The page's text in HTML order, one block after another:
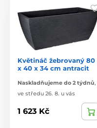
Květináč žebrovaný 80
x 40 x 34 cm antracit
Naskladňujeme do 2 týdnů,
ve středu 26. 8. u vás
1 623 Kč